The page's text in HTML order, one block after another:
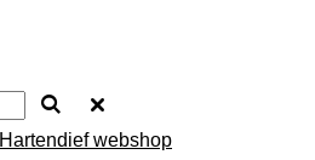
Hartendief webshop